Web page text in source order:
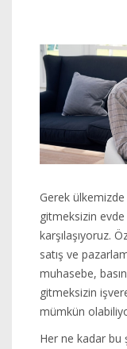
Gerek
gitmeksizin
karşılaşıyoruz.
satış ve
muhasebe,
gitmeksizin
mümkün
Her ne kadar bu